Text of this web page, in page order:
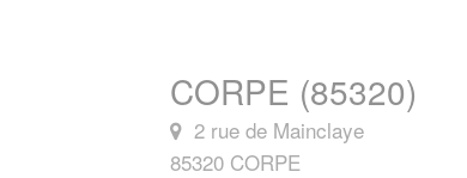
CORPE (85320)
2 rue de Mainclaye
85320 CORPE